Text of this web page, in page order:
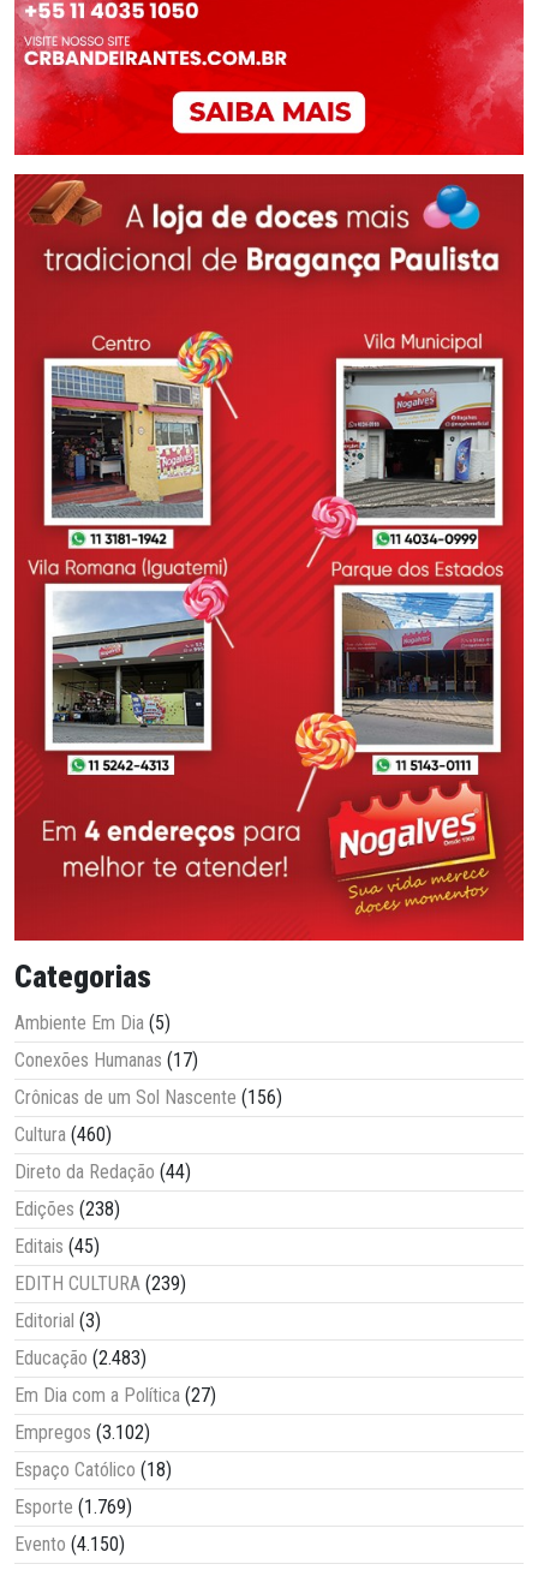
Categorias
Ambiente Em Dia (5)
Conexões Humanas (17)
Crônicas de um Sol Nascente (156)
Cultura (460)
Direto da Redação (44)
Edições (238)
Editais (45)
EDITH CULTURA (239)
Editorial (3)
Educação (2.483)
Em Dia com a Política (27)
Empregos (3.102)
Espaço Católico (18)
Esporte (1.769)
Evento (4.150)